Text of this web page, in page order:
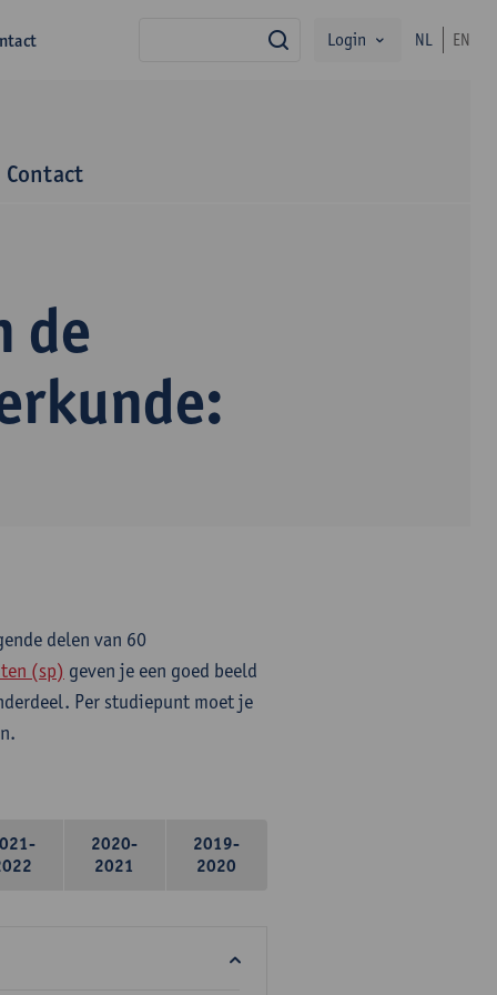
zoekLogin NL EN
Contact
de
delen van 60
(sp) geven je een goed beeld
Per studiepunt moet je
2020-
2021
2019-
2020